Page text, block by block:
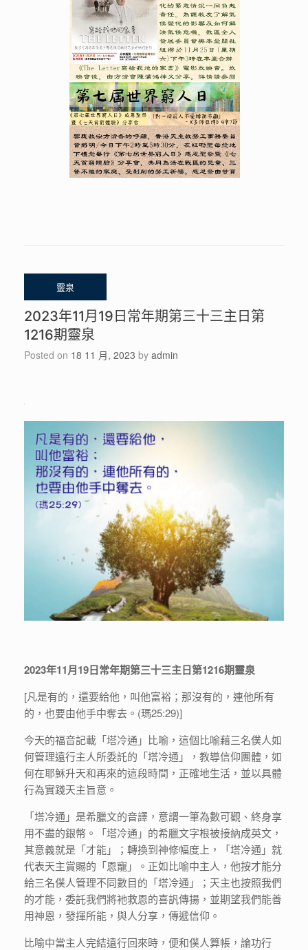
2023年11月19日常年期第三十三主日第
1216期靈泉
Posted on 18 11 月, 2023 by admin
2023年11月19日常年期第三十三主日第1216期靈泉
[凡是有的，還要給他，叫他富裕；那沒有的，連他所有
的，也要由他手中奪去。(瑪25:29)]
今天的福音記載「塔冷通」比喻，這個比喻藉三名僕人如
何管理遠行主人所委託的「塔冷通」，教導信仰團體，如
何在耶穌升天和再來的這段時間，正確地生活，並以具體
行為實踐天主旨意。
「塔冷通」是希臘文的音譯，意謂一筆為數可觀、終身享
用不盡的銀幣。「塔冷通」的希臘文字根被接納成英文，
其意義就是「才能」；轉換到神修幅度上，「塔冷通」就
代表天主賞賜的「恩寵」。正如比喻中主人，他按才能分
給三名僕人管理不同數目的「塔冷通」；天主也按照我們
的才能，委託我們將衪救恩的喜訉傳揚，並期望我們能善
用神恩，發揮所能，與人分享，傳遞信仰。
比喻中當主人完結遠行回來時，便和僕人算帳，論功行